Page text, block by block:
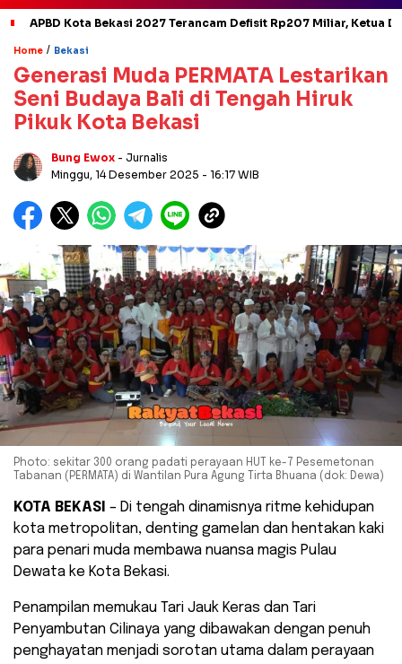
APBD Kota Bekasi 2027 Terancam Defisit Rp207 Miliar, Ketua
Home / Bekasi
Generasi Muda PERMATA Lestarikan
Seni Budaya Bali di Tengah Hiruk
Pikuk Kota Bekasi
Bung Ewox - Jurnalis
Minggu, 14 Desember 2025 - 16:17 WIB
Photo: sekitar 300 orang padati perayaan HUT ke-7 Pesemetonan
Tabanan (PERMATA) di Wantilan Pura Agung Tirta Bhuana (dok: Dewa)
KOTA BEKASI – Di tengah dinamisnya ritme kehidupan
kota metropolitan, denting gamelan dan hentakan kaki
para penari muda membawa nuansa magis Pulau
Dewata ke Kota Bekasi.
Penampilan memukau Tari Jauk Keras dan Tari
Penyambutan Cilinaya yang dibawakan dengan penuh
penghayatan menjadi sorotan utama dalam perayaan